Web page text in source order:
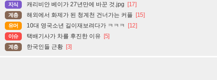
지식 캐리비안 베이가 27년만에 바꾼 것.jpg [17]
계층 해외에서 화제가 된 청계천 건너가는 커플 [15]
유머 10대 영국소년 길이재보려다가 ㅋㅋㅋ [12]
이슈 택배기사가 차를 후진한 이유 [5]
계층 한국인들 근황 [3]